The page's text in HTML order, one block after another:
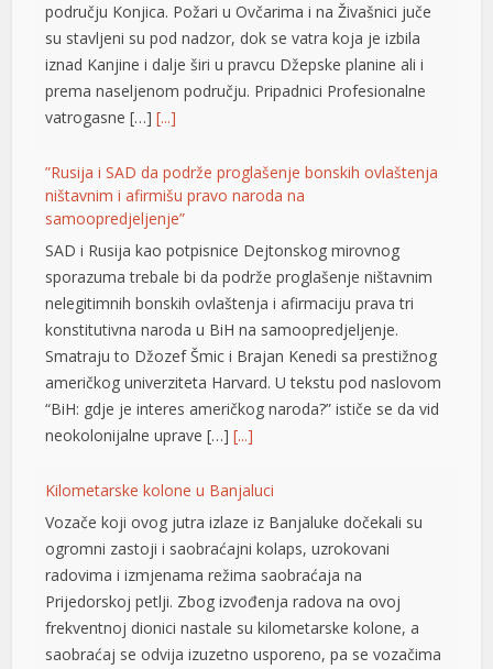
području Konjica. Požari u Ovčarima i na Živašnici juče
su stavljeni su pod nadzor, dok se vatra koja je izbila
iznad Kanjine i dalje širi u pravcu Džepske planine ali i
prema naseljenom području. Pripadnici Profesionalne
vatrogasne […][...]
”Rusija i SAD da podrže proglašenje bonskih ovlaštenja
ništavnim i afirmišu pravo naroda na
samoopredjeljenje”
SAD i Rusija kao potpisnice Dejtonskog mirovnog
sporazuma trebale bi da podrže proglašenje ništavnim
nelegitimnih bonskih ovlaštenja i afirmaciju prava tri
konstitutivna naroda u BiH na samoopredjeljenje.
Smatraju to Džozef Šmic i Brajan Kenedi sa prestižnog
američkog univerziteta Harvard. U tekstu pod naslovom
“BiH: gdje je interes američkog naroda?” ističe se da vid
neokolonijalne uprave […][...]
Kilometarske kolone u Banjaluci
Vozače koji ovog jutra izlaze iz Banjaluke dočekali su
ogromni zastoji i saobraćajni kolaps, uzrokovani
radovima i izmjenama režima saobraćaja na
Prijedorskoj petlji. Zbog izvođenja radova na ovoj
frekventnoj dionici nastale su kilometarske kolone, a
saobraćaj se odvija izuzetno usporeno, pa se vozačima